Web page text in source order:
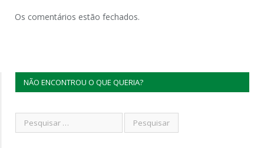
Os comentários estão fechados.
NÃO ENCONTROU O QUE QUERIA?